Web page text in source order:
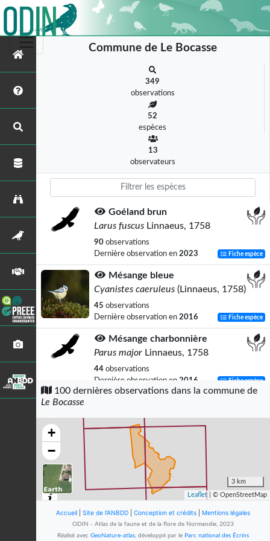
Commune de Le Bocasse
349
observations
52
espèces
13
observateurs
Goéland brun
Larus fuscus Linnaeus, 1758
90 observations
Dernière observation en 2023 Fiche espèce
Mésange bleue
Cyanistes caeruleus (Linnaeus, 1758)
45 observations
Dernière observation en 2016 Fiche espèce
Mésange charbonnière
Parus major Linnaeus, 1758
44 observations
Dernière observation en 2016 Fiche espèce
Sitta europaeaLinnaeus, 1758
observations
Dernière observation en
Pinson des arbres
Fringilla coelebs
Linnaeus, 1758
observations
Mésange huppée
100 dernières observations dans la commune de
Le Bocasse
+
−
3 km
Leaflet | © OpenStreetMap
Accueil Site de l'ANBDD Conception et crédits Mentions légales
ODIN - Atlas de la faune et de la flore de Normandie, 2023
Réalisé avec GeoNature-atlas, développé par le Parc national des Écrins